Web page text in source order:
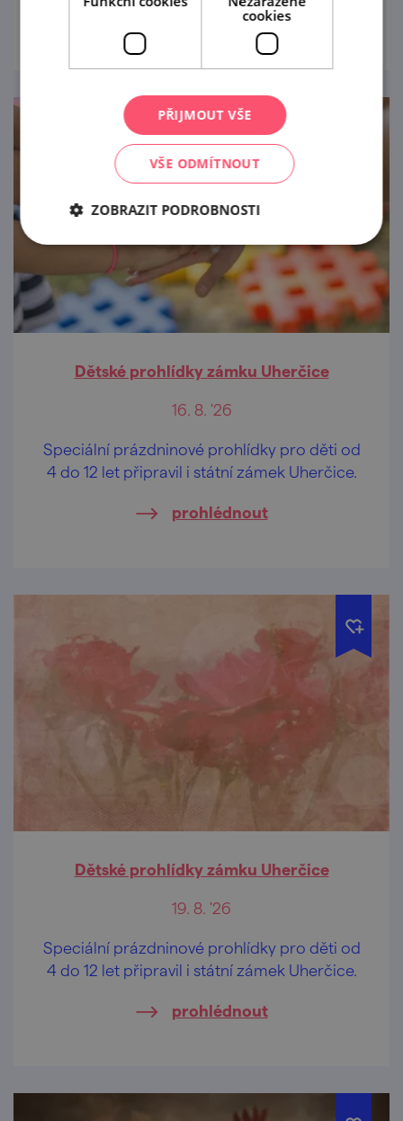
prohlédnout
Dětské prohlídky zámku Uherčice
16. 8. '26
Speciální prázdninové prohlídky pro děti od
4 do 12 let připravil i státní zámek Uherčice.
prohlédnout
Dětské prohlídky zámku Uherčice
19. 8. '26
Speciální prázdninové prohlídky pro děti od
4 do 12 let připravil i státní zámek Uherčice.
prohlédnout
cookies
PŘIJMOUT VŠE
VŠE ODMÍTNOUT
ZOBRAZIT PODROBNOSTI